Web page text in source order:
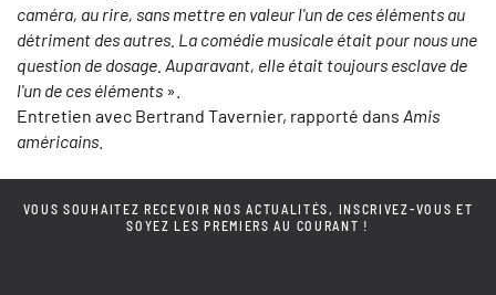
caméra, au rire, sans mettre en valeur l'un de ces éléments au
détriment des autres. La comédie musicale était pour nous une
question de dosage. Auparavant, elle était toujours esclave de
l'un de ces éléments ».
Entretien avec Bertrand Tavernier, rapporté dans Amis
américains
VOUS SOUHAITEZ RECEVOIR NOS ACTUALITÉS, INSCRIVEZ-VOUS ET
SOYEZ LES PREMIERS AU COURANT !